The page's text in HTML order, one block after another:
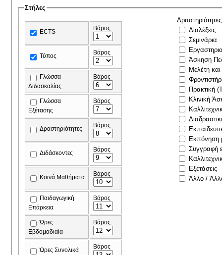
Στήλες
ECTS Βάρος
Τύπος Βάρος
Γλώσσα
Διδασκαλίας
Βάρος
Γλώσσα
Εξέτασης
Βάρος
Δραστηριότητες Βάρος
Διδάσκοντες Βάρος
Κοινά Μαθήματα Βάρος
Παιδαγωγική
Επάρκεια
Βάρος
Ώρες
Εβδομαδιαία
Βάρος
Ώρες Συνολικά Βάρος
Δραστηριότητες
Διαλέξεις
Σεμινάρια
Άσκηση
Μελέτη
Πρακτική
Κλινική
Εκπόνηση
Συγγραφή
Εξετάσεις
Άλλο /